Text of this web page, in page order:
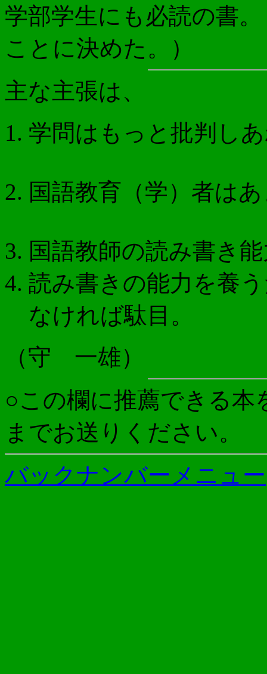
学部学生にも必読の書
ことに決めた。）
主な主張は、
学問はもっと批判し
国語教育（学）者は
国語教師の読み
読み書きの能力を養
なければ駄目。
（守 一雄）
○この欄に推薦できる本
までお送りください。
バックナンバーメニュー